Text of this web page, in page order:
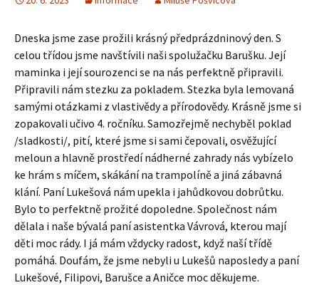
Dneska jsme zase prožili krásný předprázdninový den. S
celou třídou jsme navštívili naši spolužačku Barušku. Její
maminka i její sourozenci se na nás perfektně připravili.
Připravili nám stezku za pokladem. Stezka byla lemovaná
samými otázkami z vlastivědy a přírodovědy. Krásně jsme si
zopakovali učivo 4. ročníku. Samozřejmě nechyběl poklad
/sladkosti/, pití, které jsme si sami čepovali, osvěžující
meloun a hlavně prostředí nádherné zahrady nás vybízelo
ke hrám s míčem, skákání na trampolíně a jiná zábavná
klání. Paní Lukešová nám upekla i jahůdkovou dobrůtku.
Bylo to perfektně prožité dopoledne. Společnost nám
dělala i naše bývalá paní asistentka Vávrová, kterou mají
děti moc rády. I já mám vždycky radost, když naší třídě
pomáhá. Doufám, že jsme nebyli u Lukešů naposledy a paní
Lukešové, Filipovi, Barušce a Aničce moc děkujeme.